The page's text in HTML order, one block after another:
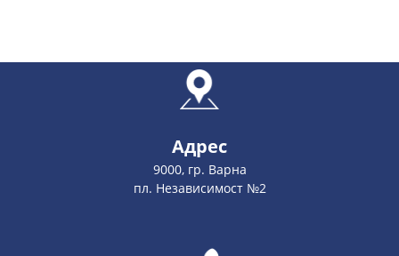
Адрес
9000, гр. Варна
пл. Независимост №2